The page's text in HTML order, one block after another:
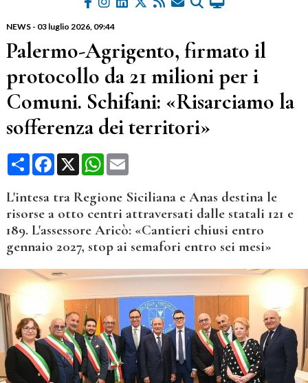
NEWS- 03 luglio 2026, 09:44
Palermo-Agrigento, firmato il
protocollo da 21 milioni per i
Comuni. Schifani: «Risarciamo la
sofferenza dei territori»
CondividiFacebook
X WhatsApp
Email
L'intesa tra Regione Siciliana e Anas destina le
risorse a otto centri attraversati dalle statali 121 e
189. L'assessore Aricò: «Cantieri chiusi entro
gennaio 2027, stop ai semafori entro sei mesi»